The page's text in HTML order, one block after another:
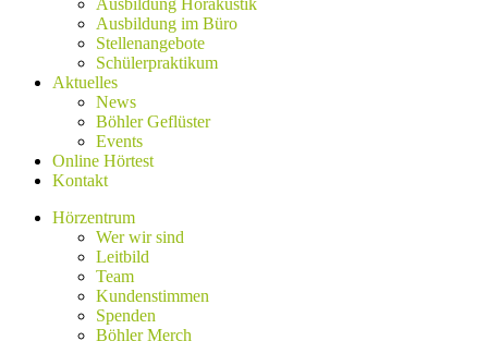
Ausbildung im Büro
Stellenangebote
Schülerpraktikum
Aktuelles
News
Böhler Geflüster
Events
Online Hörtest
Kontakt
Hörzentrum
Wer wir sind
Leitbild
Team
Kundenstimmen
Spenden
Böhler Merch